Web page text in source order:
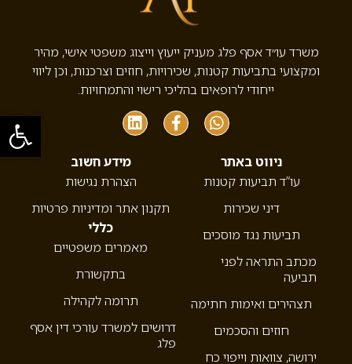
פתח
משרד עו״ד אסף פלג מעניק ייעוץ וייצוג משפטי אישי, מהיר
ומקצועי בתביעות קטנות, שכירויות, חוזים וצרכנות, וכן ליווי
ייחודי לרופאים בהליכי רישוי והתמחויות.
ניווט באתר
עו”ד תביעות קטנות
דיני שכירות
תביעות נגד מוסכים
מכתב התראה לפני
תביעה
תצהירים ואימות חתימה
חוזים והסכמים
ירושה, צוואות וייפוי כח
מידע חשוב
הצהרת נגישות
תקנון אתר ומדיניות פרטיות
כללי
מאמרים משפטיים
בתקשורת
תרומה לקהילה
דרושים למשרד עורכי דין אסף
פלג